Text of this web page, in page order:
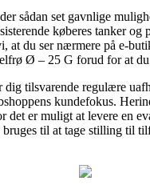
sådan set gavnlige
køberes tanker og
at du ser nærmere på e-
Ø – 25 G forud for at du
dig tilsvarende regulære
kundefokus.
det er muligt at levere en
bruges til at tage stilling til